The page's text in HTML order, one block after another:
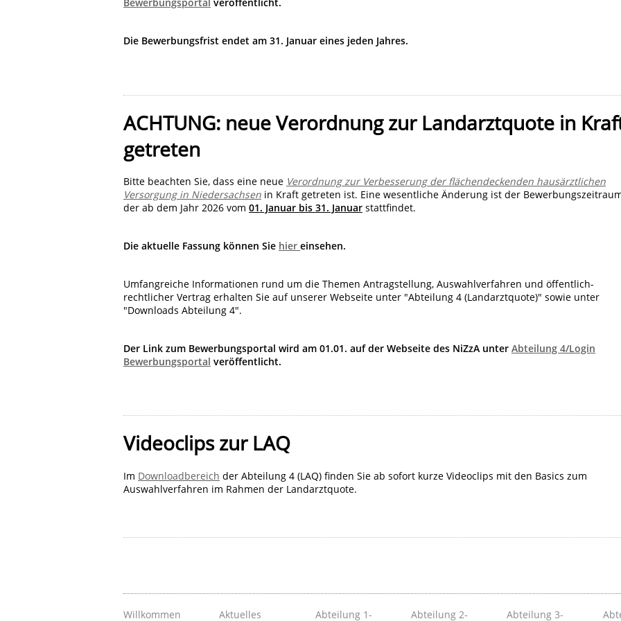
Bewerbungsportal veröffentlicht.
Die Bewerbungsfrist endet am 31. Januar eines jeden Jahres.
ACHTUNG: neue Verordnung zur Landarztquote in
getreten
Bitte beachten Sie, dass eine neue Verordnung zur Verbesserung der flächendeckenden hausärztlichen
Versorgung in Niedersachsen in Kraft getreten ist. Eine wesentliche Änderung ist der
der ab dem Jahr 2026 vom 01. Januar bis 31. Januar stattfindet.
Die aktuelle Fassung können Sie hier einsehen.
Umfangreiche Informationen rund um die Themen Antragstellung, Auswahlverfahren und öffentlich-
rechtlicher Vertrag erhalten Sie auf unserer Webseite unter "Abteilung 4 (Landarztquote)" sowie unter
"Downloads Abteilung 4".
Der Link zum Bewerbungsportal wird am 01.01. auf der Webseite des NiZzA unter Abteilung 4/Login
Bewerbungsportal veröffentlicht.
Videoclips zur LAQ
Im Downloadbereich der Abteilung 4 (LAQ) finden Sie ab sofort kurze Videoclips mit den Basics zum
Auswahlverfahren im Rahmen der Landarztquote.
Willkommen Aktuelles
Abteilung 1­
Abteilung 2­
Abteilung 3­